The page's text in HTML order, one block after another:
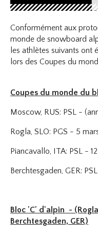
Conformément aux
monde de snowboard
les athlètes suivants ont
lors des Coupes du
Coupes du monde du
Moscow, RUS: PSL -
Rogla, SLO: PGS - 5
Piancavallo, ITA: PSL -
Berchtesgaden, GER:
Bloc 'C' d'alpin -
Berchtesgaden, GER)